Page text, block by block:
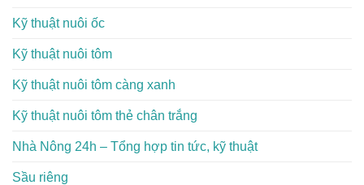
Kỹ thuật nuôi ốc
Kỹ thuật nuôi tôm
Kỹ thuật nuôi tôm càng xanh
Kỹ thuật nuôi tôm thẻ chân trắng
Nhà Nông 24h – Tổng hợp tin tức, kỹ thuật
Sầu riêng